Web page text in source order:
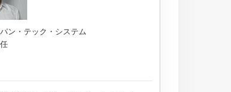
パン・テック・システム